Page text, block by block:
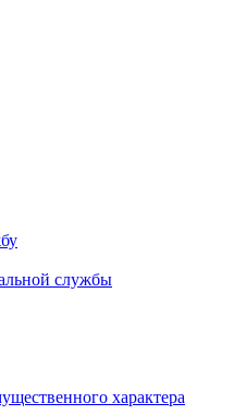
службы
характера